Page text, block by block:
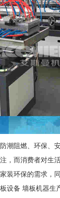
潮阻燃、环保、
，而消费者对生
装环保的需求，
设备 墙板机器生